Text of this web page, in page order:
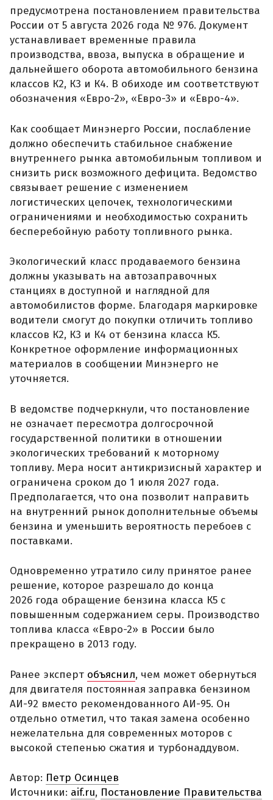
предусмотрена постановлением правительства
России от 5 августа 2026 года № 976. Документ
устанавливает временные правила
производства, ввоза, выпуска в обращение и
дальнейшего оборота автомобильного бензина
классов К2, К3 и К4. В обиходе им соответствуют
обозначения «Евро-2», «Евро-3» и «Евро-4».
Как сообщает Минэнерго России, послабление
должно обеспечить стабильное снабжение
внутреннего рынка автомобильным топливом и
снизить риск возможного дефицита. Ведомство
связывает решение с изменением
логистических цепочек, технологическими
ограничениями и необходимостью сохранить
бесперебойную работу топливного рынка.
Экологический класс продаваемого бензина
должны указывать на автозаправочных
станциях в доступной и наглядной для
автомобилистов форме. Благодаря маркировке
водители смогут до покупки отличить топливо
классов К2, К3 и К4 от бензина класса К5.
Конкретное оформление информационных
материалов в сообщении Минэнерго не
уточняется.
В ведомстве подчеркнули, что постановление
не означает пересмотра долгосрочной
государственной политики в отношении
экологических требований к моторному
топливу. Мера носит антикризисный характер и
ограничена сроком до 1 июля 2027 года.
Предполагается, что она позволит направить
на внутренний рынок дополнительные объемы
бензина и уменьшить вероятность перебоев с
поставками.
Одновременно утратило силу принятое ранее
решение, которое разрешало до конца
2026 года обращение бензина класса К5 с
повышенным содержанием серы. Производство
топлива класса «Евро-2» в России было
прекращено в 2013 году.
Ранее эксперт объяснил, чем может обернуться
для двигателя постоянная заправка бензином
АИ-92 вместо рекомендованного АИ-95. Он
отдельно отметил, что такая замена особенно
нежелательна для современных моторов с
высокой степенью сжатия и турбонаддувом.
Автор: Петр Осинцев
Источники: aif.ru, Постановление Правительства